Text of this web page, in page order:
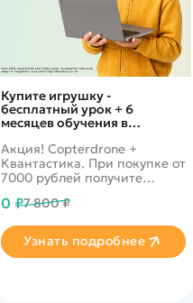
Купите игрушку -
бесплатный урок + 6
месяцев обучения в
Акция! Copterdrone +
Квантастика. При покупке от
7000 рублей получите
нашего партнера
0 ₽7 800 ₽
Узнать подробнее